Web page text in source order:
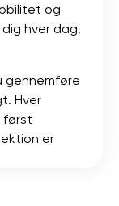
og
hver dag,
gennemføre
Hver
først
er